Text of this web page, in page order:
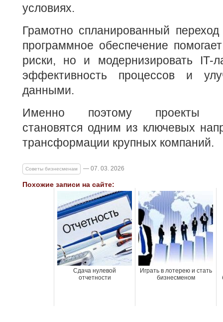
условиях.
Грамотно спланированный
программное обеспечение
риски, но и модернизировать IT-
эффективность процессов и
данными.
Именно поэтому проекты
становятся одним из ключевых
трансформации крупных компаний.
Советы бизнесменам — 07. 03. 2026
Похожие записи на сайте:
Сдача нулевой
отчетности
Играть в лотерею и стать
бизнесменом